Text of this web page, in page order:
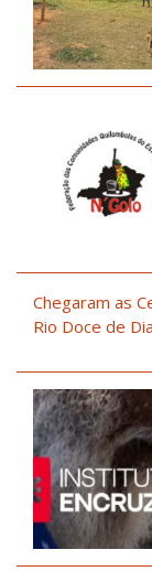
Chegaram as
Rio Doce de